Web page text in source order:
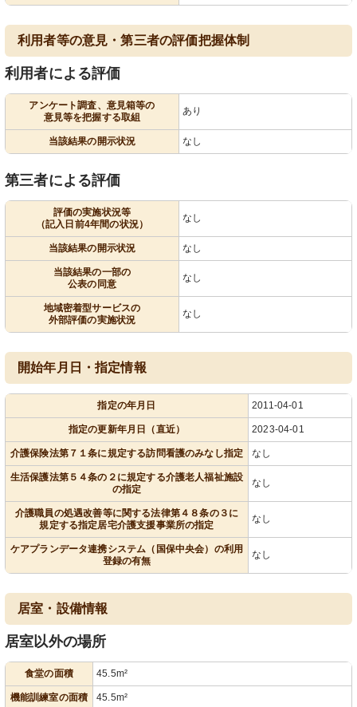
利用者等の意見・第三者の評価把握体制
利用者による評価
アンケート調査、意見箱等の
意見等を把握する取組
あり
当該結果の開示状況 なし
第三者による評価
評価の実施状況等
（記入日前4年間の状況）
なし
当該結果の開示状況 なし
当該結果の一部の
公表の同意
なし
地域密着型サービスの
外部評価の実施状況
なし
開始年月日・指定情報
指定の年月日 2011-04-01
指定の更新年月日（直近） 2023-04-01
介護保険法第７１条に規定する訪問看護のみなし指定 なし
生活保護法第５４条の２に規定する介護老人福祉施設
の指定
なし
介護職員の処遇改善等に関する法律第４８条の３に
規定する指定居宅介護支援事業所の指定
なし
ケアプランデータ連携システム（国保中央会）の利用
登録の有無
なし
居室・設備情報
居室以外の場所
食堂の面積 45.5m²
機能訓練室の面積 45.5m²